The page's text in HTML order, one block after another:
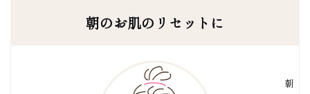
朝のお肌のリセットに
朝